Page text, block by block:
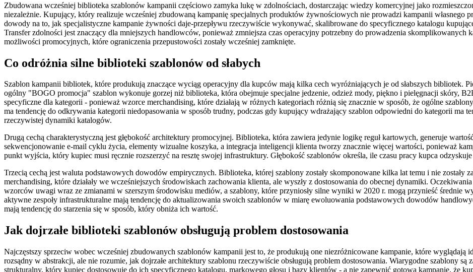
Zbudowana wcześniej biblioteka szablonów kampanii częściowo zamyka lukę w zdolnościach, dostarczając wiedzy komercyjnej jako
niezależnie. Kupujący, który realizuje wcześniej zbudowaną kampanię specjalnych produktów żywnościowych nie prowadzi kampanii własnego
dowody na to, jak specjalistyczne kampanie żywności daje-przepływu rzeczywiście wykonywać, skalibrowane do specyficznego katalogu
Transfer zdolności jest znaczący dla mniejszych handlowców, ponieważ zmniejsza czas operacyjny potrzebny do prowadzenia skomplikowanych
możliwości promocyjnych, które ograniczenia przepustowości zostały wcześniej zamknięte.
Co odróżnia silne biblioteki szablonów od słabych
Szablon kampanii bibliotek, które produkują znaczące wyciąg operacyjny dla kupców mają kilka cech wyróżniających je od słabszych bibliotek.
ogólny "BOGO promocja" szablon wykonuje gorzej niż biblioteka, która obejmuje specjalne jedzenie, odzież mody, piękno i pielęgnacji skóry,
specyficzne dla kategorii - ponieważ wzorce merchandising, które działają w różnych kategoriach różnią się znacznie w sposób, że ogólne
ma tendencję do odkrywania kategorii niedopasowania w sposób trudny, podczas gdy kupujący wdrażający szablon odpowiedni do kategorii ma
rzeczywistej dynamiki katalogów.
Drugą cechą charakterystyczną jest głębokość architektury promocyjnej. Biblioteka, która zawiera jedynie logikę reguł kartowych, generuje
sekwencjonowanie e-mail cyklu życia, elementy wizualne koszyka, a integracja inteligencji klienta tworzy znacznie więcej wartości, ponieważ
punkt wyjścia, który kupiec musi ręcznie rozszerzyć na resztę swojej infrastruktury. Głębokość szablonów określa, ile czasu pracy kupca
Trzecią cechą jest waluta podstawowych dowodów empirycznych. Biblioteka, której szablony zostały skomponowane kilka lat temu i nie zostały
merchandising, które działały we wcześniejszych środowiskach zachowania klienta, ale wyszły z dostosowania do obecnej dynamiki.
wzorców uwagi wraz ze zmianami w szerszym środowisku mediów, a szablony, które przyniosły silne wyniki w 2020 r. mogą przynieść średnie
aktywne zespoły infrastrukturalne mają tendencję do aktualizowania swoich szablonów w miarę ewoluowania podstawowych dowodów
mają tendencję do starzenia się w sposób, który obniża ich wartość.
Jak dojrzałe biblioteki szablonów obsługują problem dostosowania
Najczęstszy sprzeciw wobec wcześniej zbudowanych szablonów kampanii jest to, że produkują one niezróżnicowane kampanie, które
rozsądny w abstrakcji, ale nie rozumie, jak dojrzałe architektury szablonu rzeczywiście obsługują problem dostosowania. Wiarygodne szablony
strukturalny, który kupiec dostosowuje do ich specyficznego katalogu, markowego głosu i bazy klientów - a nie zapewnić gotową kampanię, że